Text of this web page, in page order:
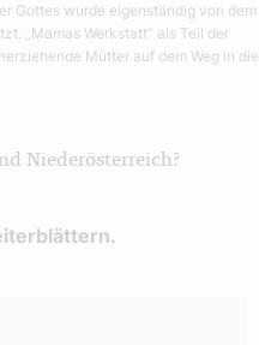
Gottes wurde eigenständig von dem
„Mamas Werkstatt“ als Teil der
Mütter auf dem Weg in die
Niederösterreich?